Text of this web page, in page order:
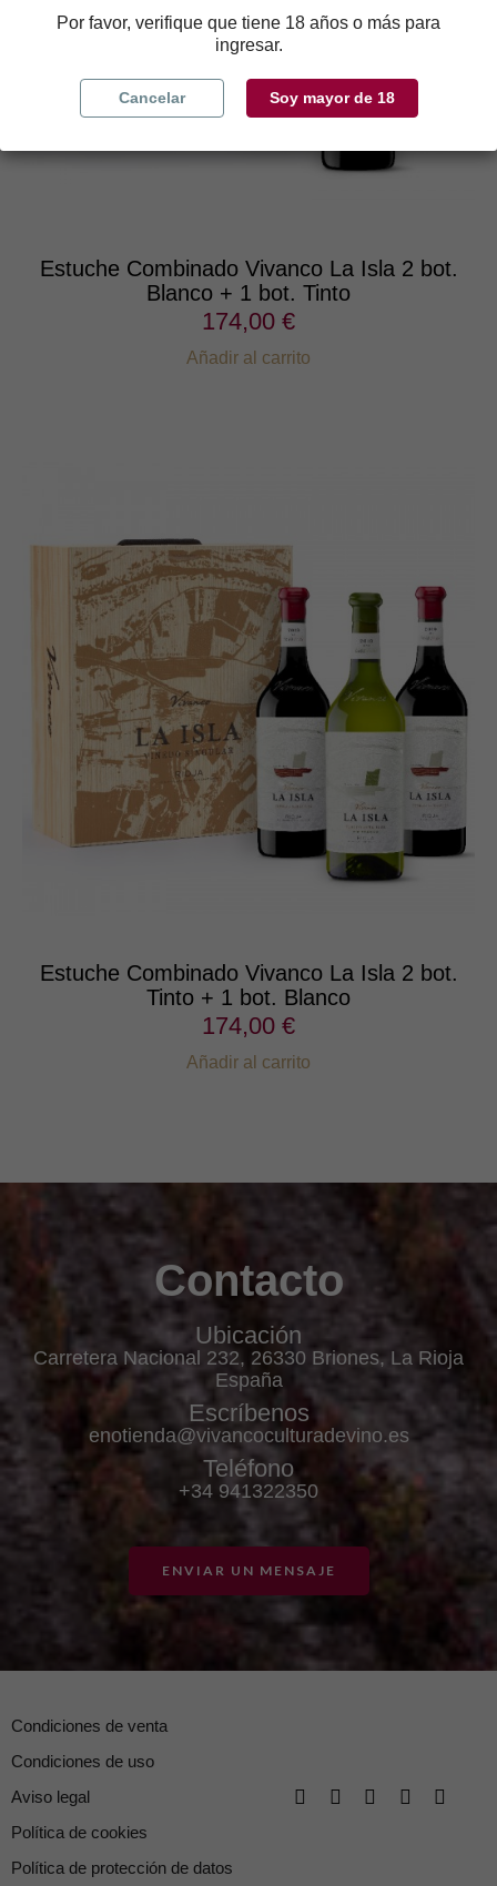
Estuche Combinado Vivanco La Isla 2 bot.
Blanco + 1 bot. Tinto
174,00 €
Añadir al carrito
Estuche Combinado Vivanco La Isla 2 bot.
Tinto + 1 bot. Blanco
174,00 €
Añadir al carrito
Contacto
Ubicación
Carretera Nacional 232, 26330 Briones, La Rioja
España
Escríbenos
enotienda@vivancoculturadevino.es
Teléfono
+34 941322350
ENVIAR UN MENSAJE
Condiciones de venta
Condiciones de uso
Aviso legal
Política de cookies
Política de protección de datos
Por favor, verifique que tiene 18 años o más para
ingresar.
Cancelar Soy mayor de 18